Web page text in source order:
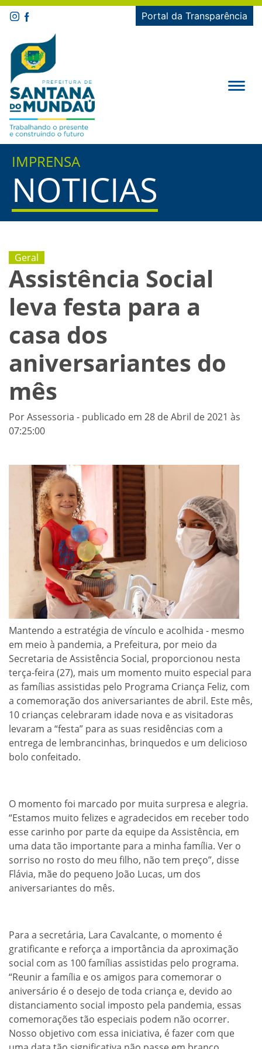
Portal da Transparência
IMPRENSA
NOTICIAS
Geral
Assistência Social
leva festa para a
casa dos
aniversariantes do
mês
Por Assessoria - publicado em 28 de Abril de 2021 às
07:25:00
Mantendo a estratégia de vínculo e acolhida - mesmo
em meio à pandemia, a Prefeitura, por meio da
Secretaria de Assistência Social, proporcionou nesta
terça-feira (27), mais um momento muito especial para
as famílias assistidas pelo Programa Criança Feliz, com
a comemoração dos aniversariantes de abril. Este mês,
10 crianças celebraram idade nova e as visitadoras
levaram a “festa” para as suas residências com a
entrega de lembrancinhas, brinquedos e um delicioso
bolo confeitado.
O momento foi marcado por muita surpresa e alegria.
“Estamos muito felizes e agradecidos em receber todo
esse carinho por parte da equipe da Assistência, em
uma data tão importante para a minha família. Ver o
sorriso no rosto do meu filho, não tem preço”, disse
Flávia, mãe do pequeno João Lucas, um dos
aniversariantes do mês.
Para a secretária, Lara Cavalcante, o momento é
gratificante e reforça a importância da aproximação
social com as 100 famílias assistidas pelo programa.
“Reunir a família e os amigos para comemorar o
aniversário é o desejo de toda criança e, devido ao
distanciamento social imposto pela pandemia, essas
comemorações tão especiais podem não ocorrer.
Nosso objetivo com essa iniciativa, é fazer com que